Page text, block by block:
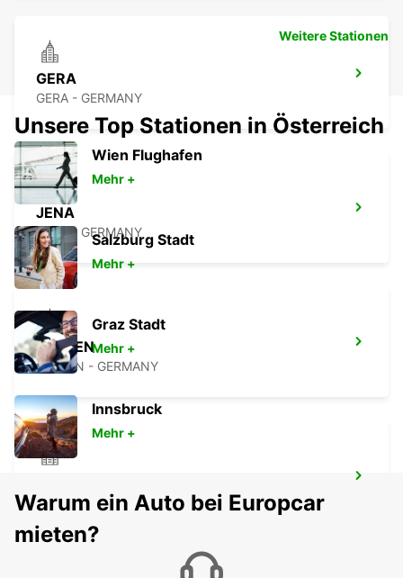
GERA
GERA - GERMANY
JENA
JENA - GERMANY
WEIDEN
WEIDEN - GERMANY
BAMBERG - GERMANY
Weitere Stationen
Unsere Top Stationen in Österreich
Wien Flughafen
Mehr +
Salzburg Stadt
Mehr +
Graz Stadt
Mehr +
Innsbruck
Mehr +
Warum ein Auto bei Europcar
mieten?